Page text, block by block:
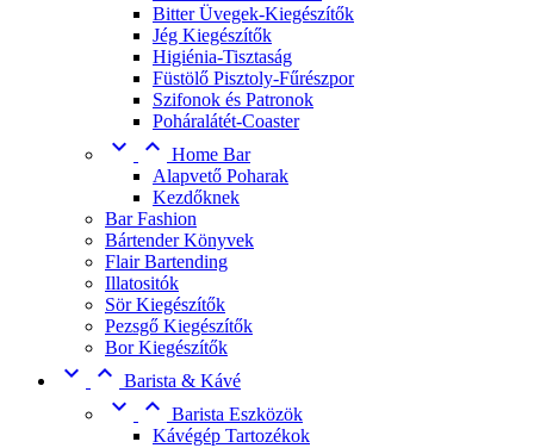
Bitter Üvegek-Kiegészítők
Jég Kiegészítők
Higiénia-Tisztaság
Füstölő Pisztoly-Fűrészpor
Szifonok és Patronok
Poháralátét-Coaster
  Home Bar
Alapvető Poharak
Kezdőknek
Bar Fashion
Bártender Könyvek
Flair Bartending
Illatositók
Sör Kiegészítők
Pezsgő Kiegészítők
Bor Kiegészítők
  Barista & Kávé
  Barista Eszközök
Kávégép Tartozékok